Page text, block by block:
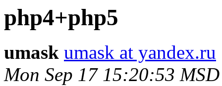
php4+php5
umask umask at yandex.ru
Mon Sep 17 15:20:53